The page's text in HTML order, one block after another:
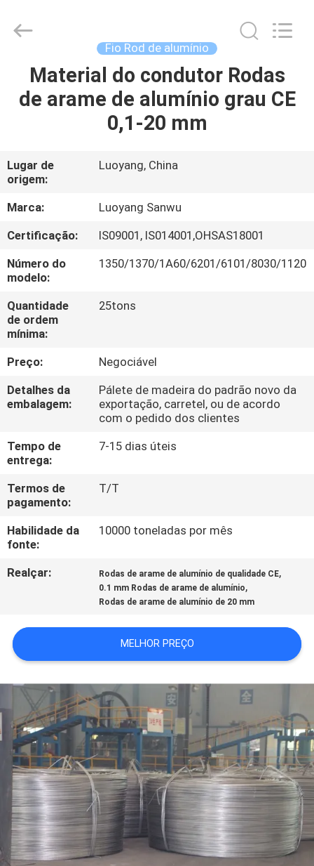
CASA
SOBRE
NÓS
EXCURSÃO
DA
FÁBRICA
CONTROLE
QUALIDADE
CONTACTE-
NOS
NOTÍCIA
PEÇA
UMAS
CITAÇÕES
MAPA
DO
PRIVACY
POLICY
Cable
Fio Rod de alumínio
Material do condutor Rodas
de arame de alumínio grau CE
0,1-20 mm
Lugar de
origem:
Luoyang, China
Marca:
Luoyang Sanwu
Certificação:
IS09001, IS014001,OHSAS18001
Número do
modelo:
1350/1370/1A60/6201/6101/8030/1120
Quantidade
de ordem
mínima:
25tons
Preço:
Negociável
Detalhes da
embalagem:
Pálete de madeira do padrão novo da
exportação, carretel, ou de acordo
com o pedido dos clientes
Tempo de
entrega:
7-15 dias úteis
Termos de
pagamento:
T/T
Habilidade da
fonte:
10000 toneladas por mês
Realçar: Rodas de arame de alumínio de qualidade CE,
0.1 mm Rodas de arame de alumínio,
Rodas de arame de alumínio de 20 mm
MELHOR PREÇO